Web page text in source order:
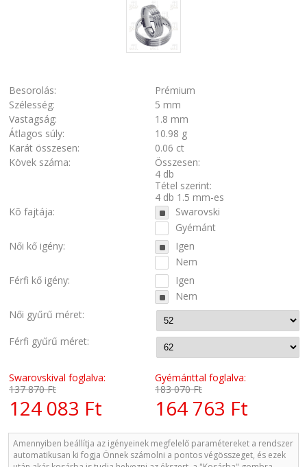
Besorolás:
Prémium
Szélesség:
5 mm
Vastagság:
1.8 mm
Átlagos súly:
10.98 g
Karát összesen:
0.06 ct
Kövek száma:
Összesen:
4 db
Tétel szerint:
4 db 1.5 mm-es
Kõ fajtája:
Swarovski
Gyémánt
Női kő igény:
Igen
Nem
Férfi kő igény:
Igen
Nem
Női gyűrű méret:
Férfi gyűrű méret:
Swarovskival foglalva:
137 870 Ft
124 083 Ft
Gyémánttal foglalva:
183 070 Ft
164 763 Ft
Amennyiben beállítja az igényeinek megfelelő paramétereket a rendszer
automatikusan ki fogja Önnek számolni a pontos végösszeget, és ezek